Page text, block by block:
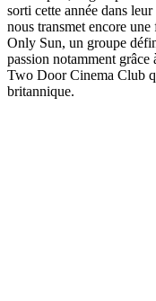
sorti cette année dans
nous transmet encore
Only Sun, un groupe
passion notamment grâce
Two Door Cinema Club
britannique.